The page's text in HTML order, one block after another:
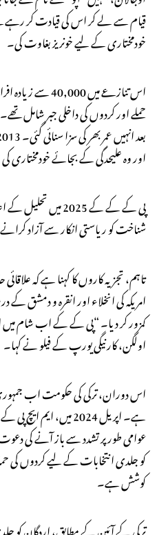
قیام سے لے کر اس کی قیادت کر رہے
خودمختاری کے لیے خونریز بغاوت کی۔
اس تنازعے میں
اور وہ علیحدگی کے بجائے
پی کے کے کے 2025
شناخت کو ریاستی انکار سے آزاد
تاہم، تجزیہ کاروں کا کہنا ہے کہ
امریکہ کی انخلاء اور انقرہ و دمشق
کمزور کر دیا۔ “پی کے کے اب شام میں
اولگن، کارنیگی یورپ کے فیلو نے کہا۔
اس دوران، ترکی کی حکومت اب
ہے۔ اپریل 2024 میں،
عوامی طور پر تشدد سے باز آنے کی
کو جلدی انتخابات کے لیے کردوں کی
کوشش ہے۔